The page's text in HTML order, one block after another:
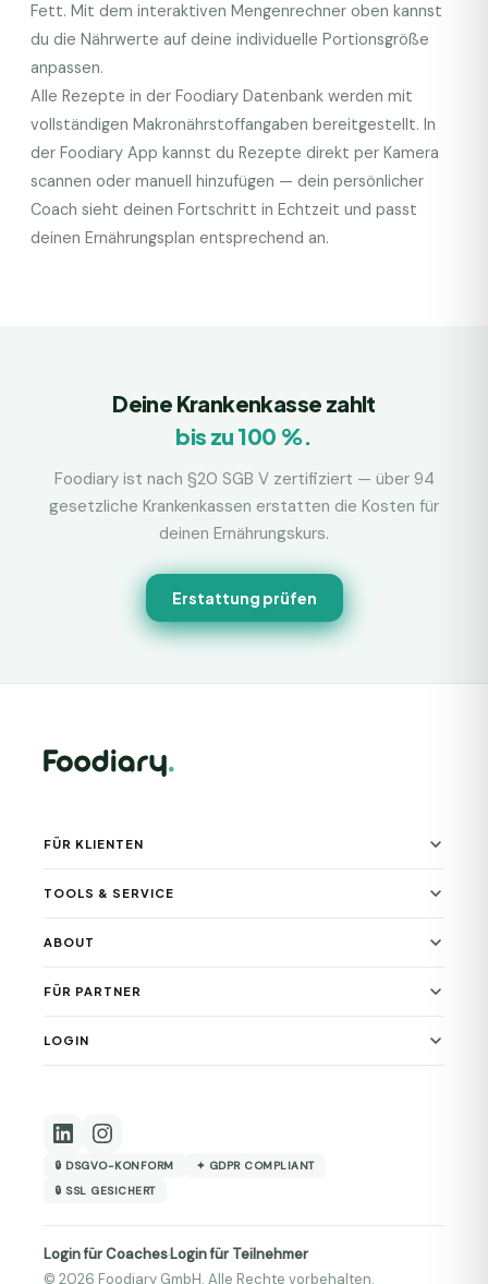
Fett. Mit dem interaktiven Mengenrechner oben kannst
du die Nährwerte auf deine individuelle Portionsgröße
anpassen.
Alle Rezepte in der Foodiary Datenbank werden mit
vollständigen Makronährstoffangaben bereitgestellt. In
der Foodiary App kannst du Rezepte direkt per Kamera
scannen oder manuell hinzufügen — dein persönlicher
Coach sieht deinen Fortschritt in Echtzeit und passt
deinen Ernährungsplan entsprechend an.
Deine Krankenkasse zahlt
bis zu 100 %.
Foodiary ist nach §20 SGB V zertifiziert — über 94
gesetzliche Krankenkassen erstatten die Kosten für
deinen Ernährungskurs.
Erstattung prüfen
FÜR KLIENTEN
TOOLS & SERVICE
ABOUT
FÜR PARTNER
LOGIN
🔒 DSGVO-KONFORM
✦ GDPR COMPLIANT
🔒 SSL GESICHERT
Login für Coaches·Login für Teilnehmer
© 2026 Foodiary GmbH. Alle Rechte vorbehalten.